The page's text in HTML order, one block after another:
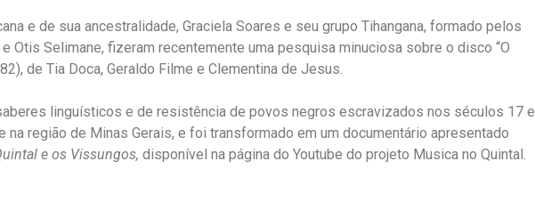
e de sua ancestralidade, Graciela Soares e seu grupo Tihangana, formado pelos
Otis Selimane, fizeram recentemente uma pesquisa minuciosa sobre o disco “O
de Tia Doca, Geraldo Filme e Clementina de Jesus.
linguísticos e de resistência de povos negros escravizados nos séculos 17 e
na região de Minas Gerais, e foi transformado em um documentário apresentado
e os Vissungos, disponível na página do Youtube do projeto Musica no Quintal.